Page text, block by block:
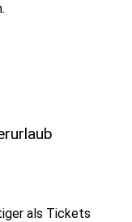
als Tickets